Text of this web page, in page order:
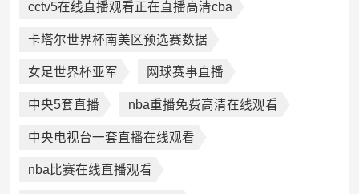
cctv5在线直播观看正在直播高清cba
卡塔尔世界杯南美区预选赛数据
女足世界杯亚军 网球赛事直播
中央5套直播 nba重播免费高清在线观看
中央电视台一套直播在线观看
nba比赛在线直播观看